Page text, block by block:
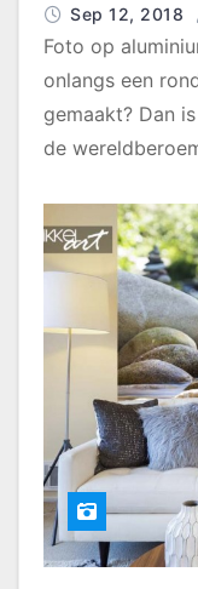
Sep 12, 2018
Foto op
onlangs een
gemaakt? Dan
de